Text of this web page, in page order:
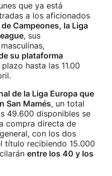
que ya está
a los aficionados
Campeones, la Liga
, sus
su plataforma
hasta las 11.00
de la Liga Europa que
San Mamés, un total
49.600 disponibles se
compra directa de
con los dos
título recibiendo 15.000
entre los 40 y los